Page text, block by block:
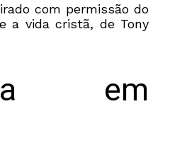
com permissão do
a vida cristã, de Tony
em